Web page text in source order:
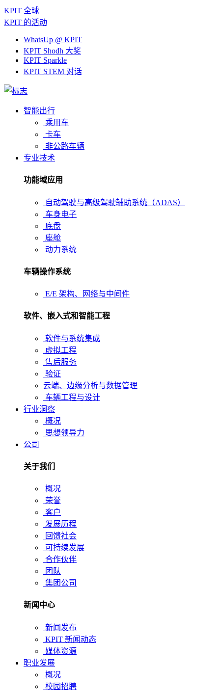
KPIT 全球
KPIT 的活动
WhatsUp @ KPIT
KPIT Shodh 大奖
KPIT Sparkle
KPIT STEM 对话
智能出行
乘用车
卡车
非公路车辆
专业技术
功能域应用
自动驾驶与高级驾驶辅助系统（ADAS）
车身电子
底盘
座舱
动力系统
车辆操作系统
E/E 架构、网络与中间件
软件、嵌入式和智能工程
软件与系统集成
虚拟工程
售后服务
验证
云端、边缘分析与数据管理
车辆工程与设计
行业洞察
概况
思想领导力
公司
关于我们
概况
荣誉
客户
发展历程
回馈社会
可持续发展
合作伙伴
团队
集团公司
新闻中心
新闻发布
KPIT 新闻动态
媒体资源
职业发展
概况
校园招聘